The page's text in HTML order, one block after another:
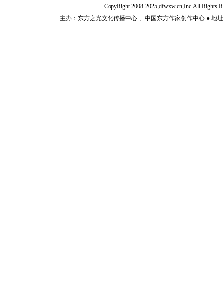
CopyRight 2008-2025,dfwxw.cn,Inc.All Rights
主办：东方之光文化传播中心 、中国东方作家创作中心 ● 地